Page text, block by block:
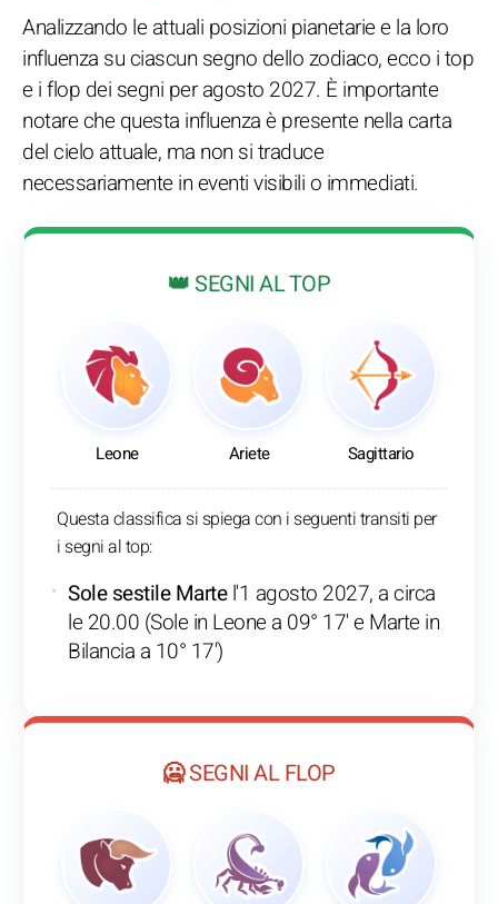
Analizzando le attuali posizioni pianetarie e la loro
influenza su ciascun segno dello zodiaco, ecco i top
e i flop dei segni per agosto 2027. È importante
notare che questa influenza è presente nella carta
del cielo attuale, ma non si traduce
necessariamente in eventi visibili o immediati.
👑 SEGNI AL TOP
Leone Ariete Sagittario
Questa classifica si spiega con i seguenti transiti per
i segni al top:
Sole sestile Martel'1 agosto 2027, a circa
le 20.00 (Sole in Leone a 09° 17' e Marte in
Bilancia a 10° 17')
🥶 SEGNI AL FLOP